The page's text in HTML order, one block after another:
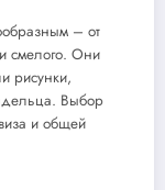
– от
смелого. Они
рисунки,
Выбор
и общей